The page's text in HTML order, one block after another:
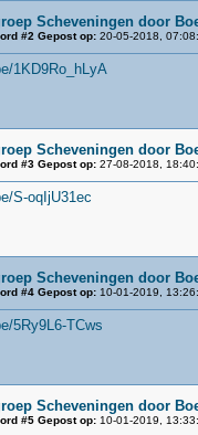
Scheveningen door
#2 Gepost op:20-05-2018,
1KD9Ro_hLyA
Scheveningen door
#3 Gepost op:27-08-2018,
S-oqIjU31ec
Scheveningen door
#4 Gepost op:10-01-2019,
5Ry9L6-TCws
Scheveningen door
#5 Gepost op:10-01-2019,